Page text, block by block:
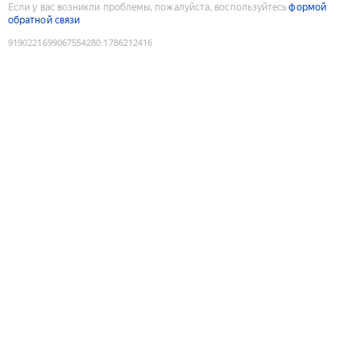
Если у вас возникли проблемы, пожалуйста, воспользуйтесьформой
обратной связи
9190221699067554280:1786212416